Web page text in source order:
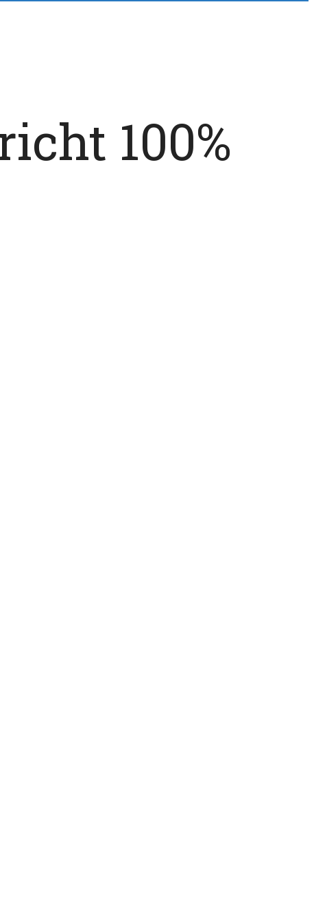
100%